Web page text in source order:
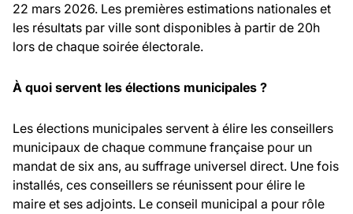
22 mars 2026. Les premières estimations nationales et
les résultats par ville sont disponibles à partir de 20h
lors de chaque soirée électorale.
À quoi servent les élections municipales ?
Les élections municipales servent à élire les conseillers
municipaux de chaque commune française pour un
mandat de six ans, au suffrage universel direct. Une fois
installés, ces conseillers se réunissent pour élire le
maire et ses adjoints. Le conseil municipal a pour rôle